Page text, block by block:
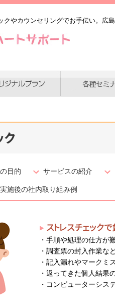
クやカウンセリングでお手伝い。広
ク
目的 サービスの紹介
施後の社内取り組み例
ストレスチェック
・手順や処理の仕方が
・調査票の封入作業な
・記入漏れやマークミ
・返ってきた個人結果
・コンピューターシ